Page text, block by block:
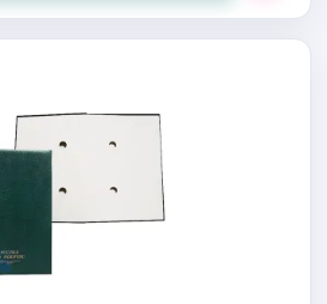
DO PODPISU 20K WARTA